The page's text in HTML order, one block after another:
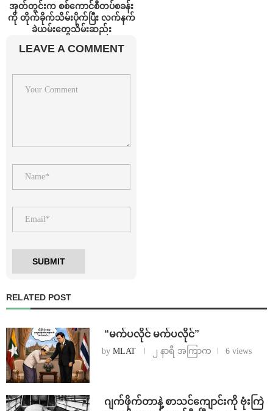
အုတ်တွင်းက စစ်ကောင်စီတပ်စခန်း
ကို တိုက်ခိုက်သိမ်းပိုက်ပြီး လက်နက်
ခဲယမ်းတွေသိမ်းဆည်း
LEAVE A COMMENT
RELATED POST
⁨ ⁨“မက်ပလိုင် မက်ပလိုင်”
by MLAT ၂ နာရီ အကြာက 6 views
⁨⁩ ⁨ဂျက်ဖိုက်တာနဲ့ စာသင်ကျောင်းကို ဗုံးကြဲ